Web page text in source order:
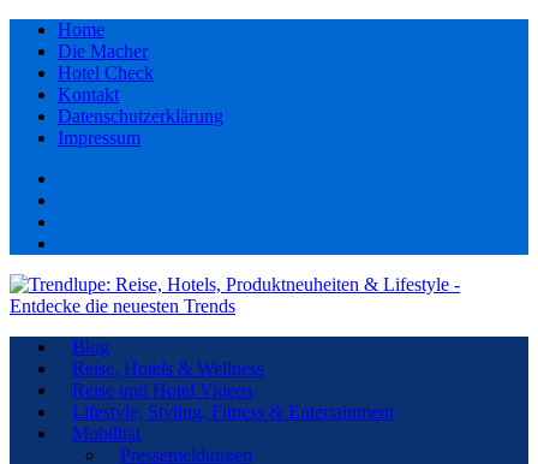
Home
Die Macher
Hotel Check
Kontakt
Datenschutzerklärung
Impressum
Blog
Reise, Hotels & Wellness
Reise und Hotel Videos
Lifestyle, Styling, Fitness & Entertainment
Mobilität
Pressemeldungen